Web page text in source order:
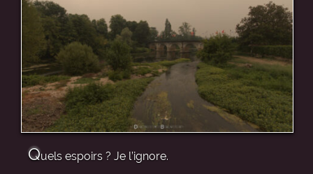
Quels espoirs ? Je l’ignore.